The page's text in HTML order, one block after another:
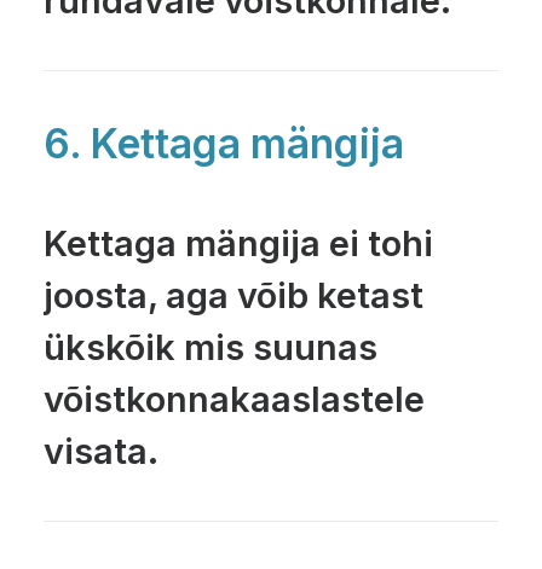
6. Kettaga mängija
Kettaga mängija ei tohi
joosta, aga võib ketast
ükskõik mis suunas
võistkonnakaaslastele
visata.